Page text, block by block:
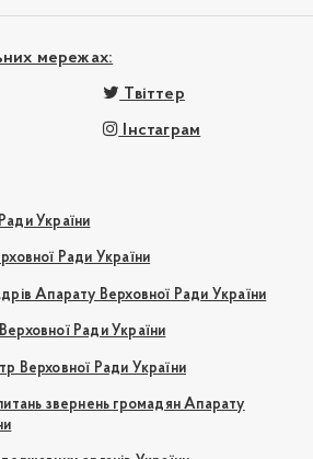
мережах:
Твіттер
Інстаграм
України
Ради України
Апарату Верховної Ради України
Ради України
Верховної Ради України
звернень громадян Апарату